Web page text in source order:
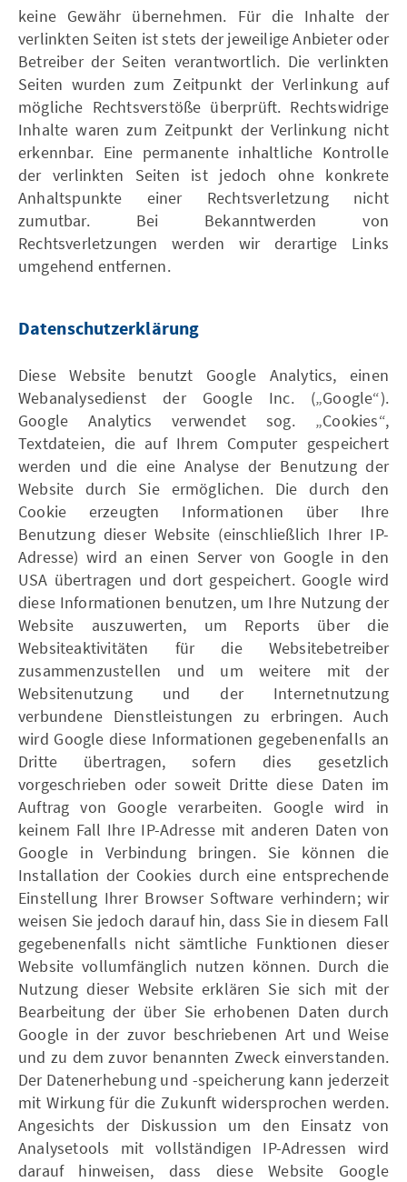
keine Gewähr übernehmen. Für die Inhalte der
verlinkten Seiten ist stets der jeweilige Anbieter oder
Betreiber der Seiten verantwortlich. Die verlinkten
Seiten wurden zum Zeitpunkt der Verlinkung auf
mögliche Rechtsverstöße überprüft. Rechtswidrige
Inhalte waren zum Zeitpunkt der Verlinkung nicht
erkennbar. Eine permanente inhaltliche Kontrolle
der verlinkten Seiten ist jedoch ohne konkrete
Anhaltspunkte einer Rechtsverletzung nicht
zumutbar. Bei Bekanntwerden von
Rechtsverletzungen werden wir derartige Links
umgehend entfernen.
Datenschutzerklärung
Diese Website benutzt Google Analytics, einen
Webanalysedienst der Google Inc. („Google“).
Google Analytics verwendet sog. „Cookies“,
Textdateien, die auf Ihrem Computer gespeichert
werden und die eine Analyse der Benutzung der
Website durch Sie ermöglichen. Die durch den
Cookie erzeugten Informationen über Ihre
Benutzung dieser Website (einschließlich Ihrer IP-
Adresse) wird an einen Server von Google in den
USA übertragen und dort gespeichert. Google wird
diese Informationen benutzen, um Ihre Nutzung der
Website auszuwerten, um Reports über die
Websiteaktivitäten für die Websitebetreiber
zusammenzustellen und um weitere mit der
Websitenutzung und der Internetnutzung
verbundene Dienstleistungen zu erbringen. Auch
wird Google diese Informationen gegebenenfalls an
Dritte übertragen, sofern dies gesetzlich
vorgeschrieben oder soweit Dritte diese Daten im
Auftrag von Google verarbeiten. Google wird in
keinem Fall Ihre IP-Adresse mit anderen Daten von
Google in Verbindung bringen. Sie können die
Installation der Cookies durch eine entsprechende
Einstellung Ihrer Browser Software verhindern; wir
weisen Sie jedoch darauf hin, dass Sie in diesem Fall
gegebenenfalls nicht sämtliche Funktionen dieser
Website vollumfänglich nutzen können. Durch die
Nutzung dieser Website erklären Sie sich mit der
Bearbeitung der über Sie erhobenen Daten durch
Google in der zuvor beschriebenen Art und Weise
und zu dem zuvor benannten Zweck einverstanden.
Der Datenerhebung und -speicherung kann jederzeit
mit Wirkung für die Zukunft widersprochen werden.
Angesichts der Diskussion um den Einsatz von
Analysetools mit vollständigen IP-Adressen wird
darauf hinweisen, dass diese Website Google